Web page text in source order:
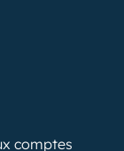
comptes